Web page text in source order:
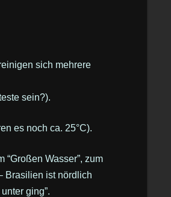
sich mehrere
sein?).
es noch ca. 25°C).
Wasser”, zum
Brasilien ist nördlich
ging”.